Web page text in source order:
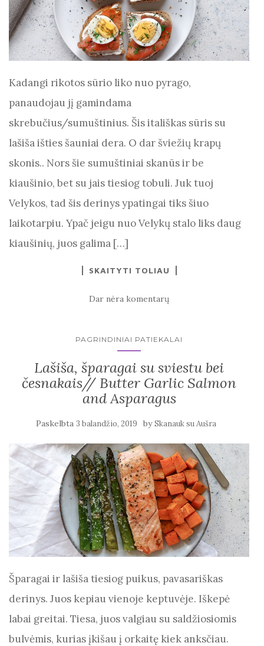
Kadangi rikotos sūrio liko nuo pyrago,
panaudojau jį gamindama
skrebučius/sumuštinius. Šis itališkas sūris su
lašiša išties šauniai dera. O dar šviežių krapų
skonis.. Nors šie sumuštiniai skanūs ir be
kiaušinio, bet su jais tiesiog tobuli. Juk tuoj
Velykos, tad šis derinys ypatingai tiks šiuo
laikotarpiu. Ypač jeigu nuo Velykų stalo liks daug
kiaušinių, juos galima […]
SKAITYTI TOLIAU
Dar nėra komentarų
PAGRINDINIAI PATIEKALAI
Lašiša, šparagai su sviestu bei
česnakais// Butter Garlic Salmon
and Asparagus
Paskelbta 3 balandžio, 2019 bySkanauk su Aušra
Šparagai ir lašiša tiesiog puikus, pavasariškas
derinys. Juos kepiau vienoje keptuvėje. Iškepė
labai greitai. Tiesa, juos valgiau su saldžiosiomis
bulvėmis, kurias įkišau į orkaitę kiek anksčiau.